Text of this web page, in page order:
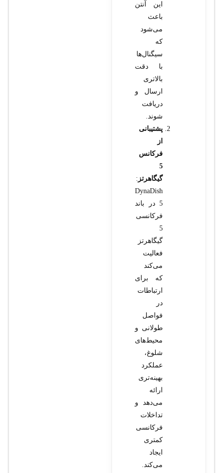
این آنتن
باعث
می‌شود
که
سیگنال‌ها
با دقت
بالاتری
ارسال و
دریافت
شوند.
پشتیبانی
از
فرکانس
5
گیگاهرتز :
DynaDish
5 در باند
فرکانسی
5
گیگاهرتز
فعالیت
می‌کند
که برای
ارتباطات
در
فواصل
طولانی و
محیط‌های
شلوغ،
عملکرد
بهینه‌تری
ارائه
می‌دهد و
تداخلات
فرکانسی
کمتری
ایجاد
می‌کند.